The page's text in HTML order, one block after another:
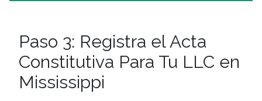
Paso 3: Registra el Acta
Constitutiva Para Tu LLC en
Mississippi